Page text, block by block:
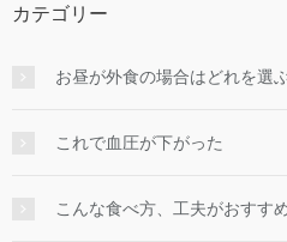
カテゴリー
お昼が外食の場合はどれを選
これで血圧が下がった
こんな食べ方、工夫がおすす